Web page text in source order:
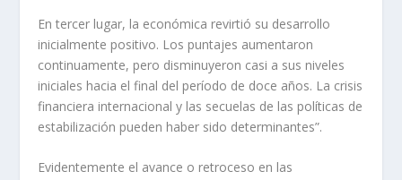
En tercer lugar, la económica revirtió su desarrollo
inicialmente positivo. Los puntajes aumentaron
continuamente, pero disminuyeron casi a sus niveles
iniciales hacia el final del período de doce años. La crisis
financiera internacional y las secuelas de las políticas de
estabilización pueden haber sido determinantes”.
Evidentemente el avance o retroceso en las